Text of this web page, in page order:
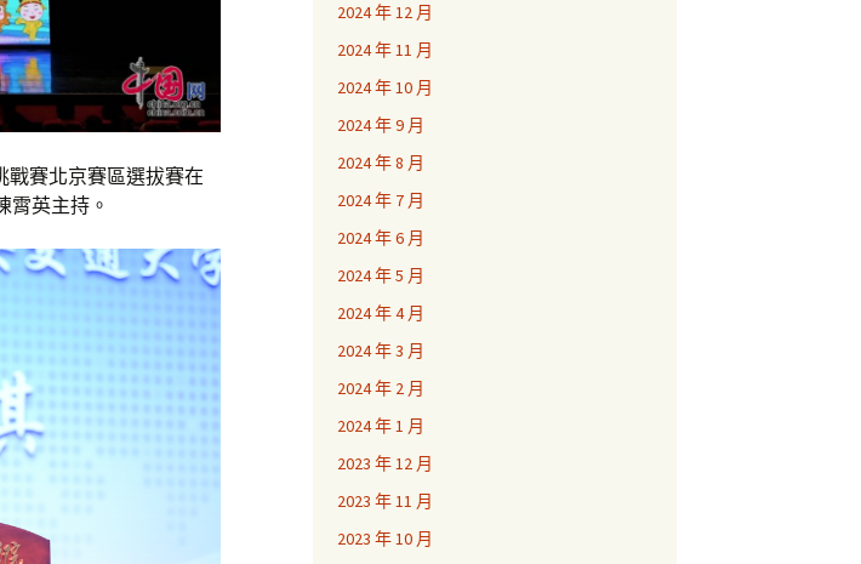
戰賽北京賽區選拔賽在
霄英主持。
2024 年 12 月
2024 年 11 月
2024 年 10 月
2024 年 9 月
2024 年 8 月
2024 年 7 月
2024 年 6 月
2024 年 5 月
2024 年 4 月
2024 年 3 月
2024 年 2 月
2024 年 1 月
2023 年 12 月
2023 年 11 月
2023 年 10 月